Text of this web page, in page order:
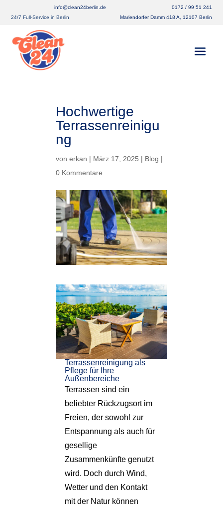
info@clean24berlin.de
0172 / 99 51 241
24/7 Full-Service in Berlin
Mariendorfer Damm 418 A, 12107 Berlin
Hochwertige
Terrassenreinigu
ng
von erkan | März 17, 2025 | Blog |
0 Kommentare
Terrassenreinigung als
Pflege für Ihre
Außenbereiche
Terrassen sind ein
beliebter Rückzugsort im
Freien, der sowohl zur
Entspannung als auch für
gesellige
Zusammenkünfte genutzt
wird. Doch durch Wind,
Wetter und den Kontakt
mit der Natur können